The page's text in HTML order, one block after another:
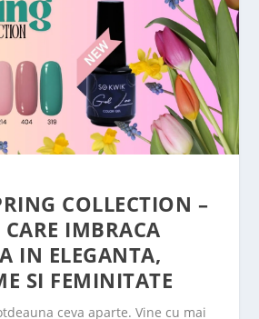
COLLECTION –
IMBRACA
IN ELEGANTA,
SI FEMINITATE
ceva aparte. Vine cu mai